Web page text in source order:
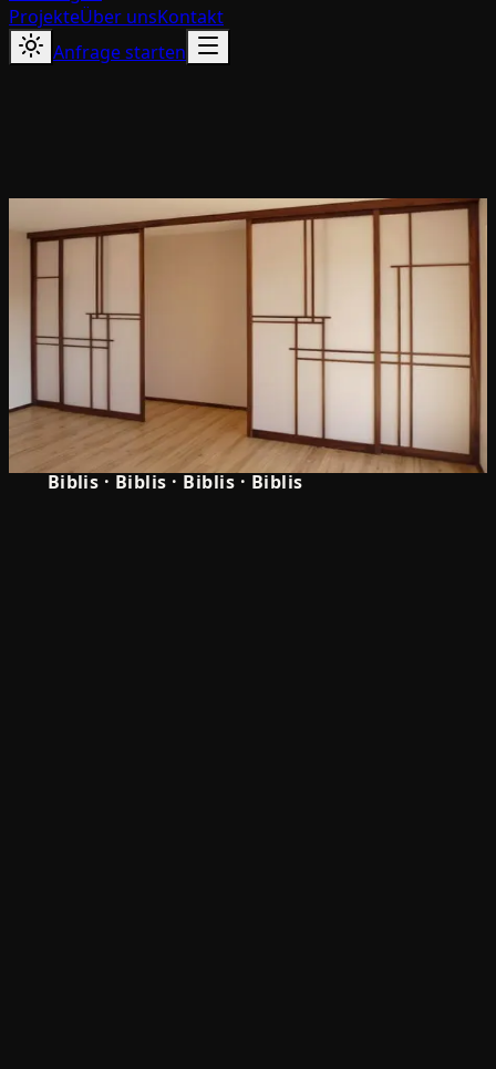
ProjekteÜber unsKontakt
Anfrage starten
5.0
Biblis · Biblis · Biblis · Biblis